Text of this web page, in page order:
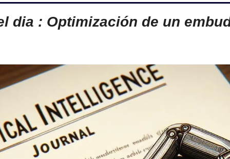
dia : Optimización de un